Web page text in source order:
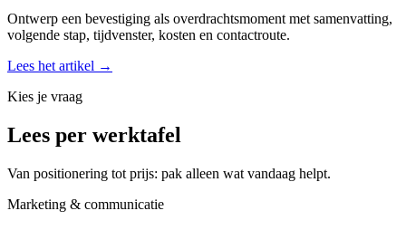
Ontwerp een bevestiging als overdrachtsmoment met samenvatting,
volgende stap, tijdvenster, kosten en contactroute.
Lees het artikel →
Kies je vraag
Lees per werktafel
Van positionering tot prijs: pak alleen wat vandaag helpt.
Marketing & communicatie